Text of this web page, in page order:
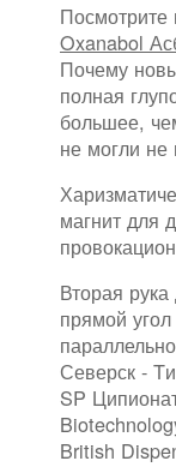
Посмотрите
Oxanabol
Почему
полная
большее,
не могли не
магнит для
Вторая рука
прямой
Северск -
SP
British